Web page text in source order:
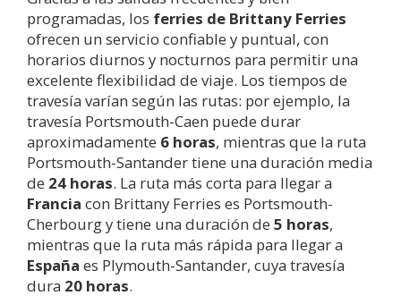
programadas, los ferries de Brittany Ferries
ofrecen un servicio confiable y puntual, con
horarios diurnos y nocturnos para permitir una
excelente flexibilidad de viaje. Los tiempos de
travesía varían según las rutas: por ejemplo, la
travesía Portsmouth-Caen puede durar
aproximadamente 6 horas, mientras que la ruta
Portsmouth-Santander tiene una duración media
de 24 horas. La ruta más corta para llegar a
Francia con Brittany Ferries es Portsmouth-
Cherbourg y tiene una duración de 5 horas,
mientras que la ruta más rápida para llegar a
España es Plymouth-Santander, cuya travesía
dura 20 horas.